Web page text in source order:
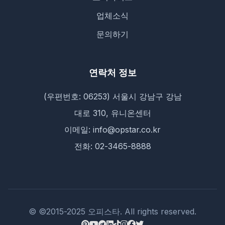
업체소식
문의하기
연락처 정보
(우편번호: 06253) 서울시 강남구 강남
대로 310, 유니온센터
이메일: info@opstar.co.kr
전화: 02-3465-8888
© ©2015-2025 오피스타. All rights reserved.